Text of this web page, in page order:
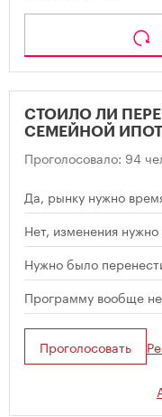
СТОИЛО ЛИ
СЕМЕЙНОЙ
Проголосовало: 94
Да, рынку нужно
Нет, изменения
Нужно было
Программу вообще
Проголосовать